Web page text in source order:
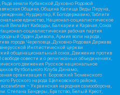
земли Кубанской Духовно Родовой
Община, Община Капища Веды Перуна,
Нурджулар, К Богодержавию, Таблиги
единство, Национал-социалистическое
Вилайат Кабарды, Балкарии и Карачая, Союз
социалистическая рабочая партия
Орден Дьявола, Армия воли народа,
города Череповца, Духовно-Родовая Держава
Инглистической церкви
общенациональный союз, Движение против
совести и о религиозных объединениях,
движения Русское национальное
Футбольного Клуба Динамо,
организация п. Боровский Тюменского
Русского народа Щелковского района,
– Украинская народная самооборона,
Степана Бандеры, Братство, Белый Крест,